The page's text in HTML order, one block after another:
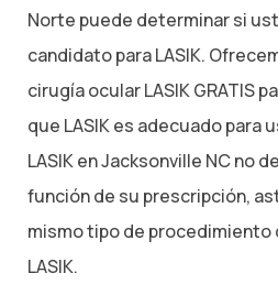
Norte puede determinar si
candidato para LASIK.
cirugía ocular LASIK GRATIS
que LASIK es adecuado para
LASIK en Jacksonville NC no
función de su prescripción,
mismo tipo de procedimiento
LASIK.